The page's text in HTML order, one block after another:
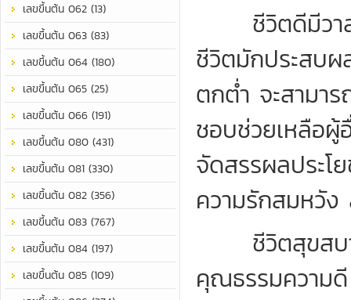
เลขขึ้นต้น 062 (13)
เลขขึ้นต้น 063 (83)
เลขขึ้นต้น 064 (180)
เลขขึ้นต้น 065 (25)
เลขขึ้นต้น 066 (191)
เลขขึ้นต้น 080 (431)
เลขขึ้นต้น 081 (330)
เลขขึ้นต้น 082 (356)
เลขขึ้นต้น 083 (767)
เลขขึ้นต้น 084 (197)
เลขขึ้นต้น 085 (109)
ชีวิตดีมีวาสน
ชีวิตมักประสบผ
ตกต่ำ จะสามา
ชอบช่วยเหลือผู้
จัดสรรผลประ
ความรักสมหวั
ชีวิตสุขสบาย
คุณธรรมความ